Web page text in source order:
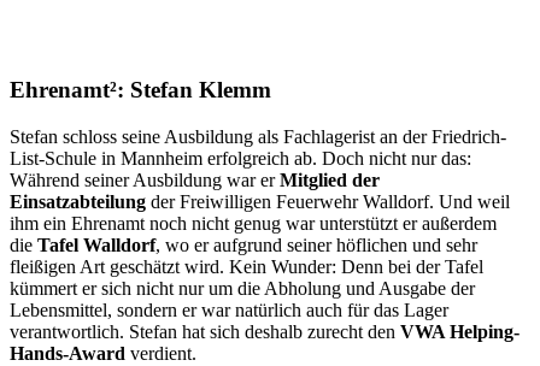
Ehrenamt²: Stefan Klemm
Stefan schloss seine Ausbildung als Fachlagerist an der Friedrich-
List-Schule in Mannheim erfolgreich ab. Doch nicht nur das:
Während seiner Ausbildung war erMitglied der
Einsatzabteilung der Freiwilligen Feuerwehr Walldorf. Und weil
ihm ein Ehrenamt noch nicht genug war unterstützt er außerdem
die Tafel Walldorf, wo er aufgrund seiner höflichen und sehr
fleißigen Art geschätzt wird. Kein Wunder: Denn bei der Tafel
kümmert er sich nicht nur um die Abholung und Ausgabe der
Lebensmittel, sondern er war natürlich auch für das Lager
verantwortlich. Stefan hat sich deshalb zurecht den VWA Helping-
Hands-Award verdient.